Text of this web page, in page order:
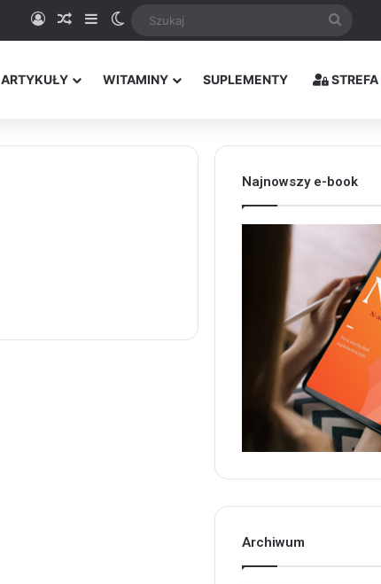
Logowanie
Random Article
SidebarSwitch skin
ARTYKUŁY WITAMINY SUPLEMENTY STREFA
Najnowszy e-book
Archiwum